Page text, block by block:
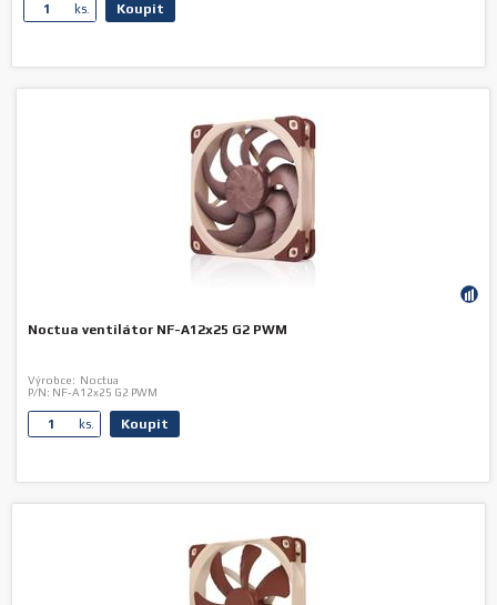
ks. Koupit
Noctua ventilátor NF-A12x25 G2 PWM
Výrobce: Noctua
P/N: NF-A12x25 G2 PWM
ks. Koupit